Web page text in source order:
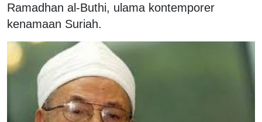
Ramadhan al-Buthi, ulama kontemporer
kenamaan Suriah.